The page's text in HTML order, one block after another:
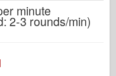
minute
2-3 rounds/min)